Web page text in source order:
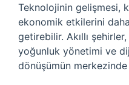
Teknolojinin gelişmesi,
ekonomik etkilerini
getirebilir. Akıllı
yoğunluk yönetimi ve
dönüşümün merkezinde